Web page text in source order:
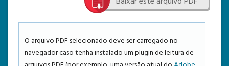
CADASTRO
PESQUISA
ATUAL
O arquivo PDF selecionado deve ser carregado no
navegador caso tenha instalado um plugin de leitura de